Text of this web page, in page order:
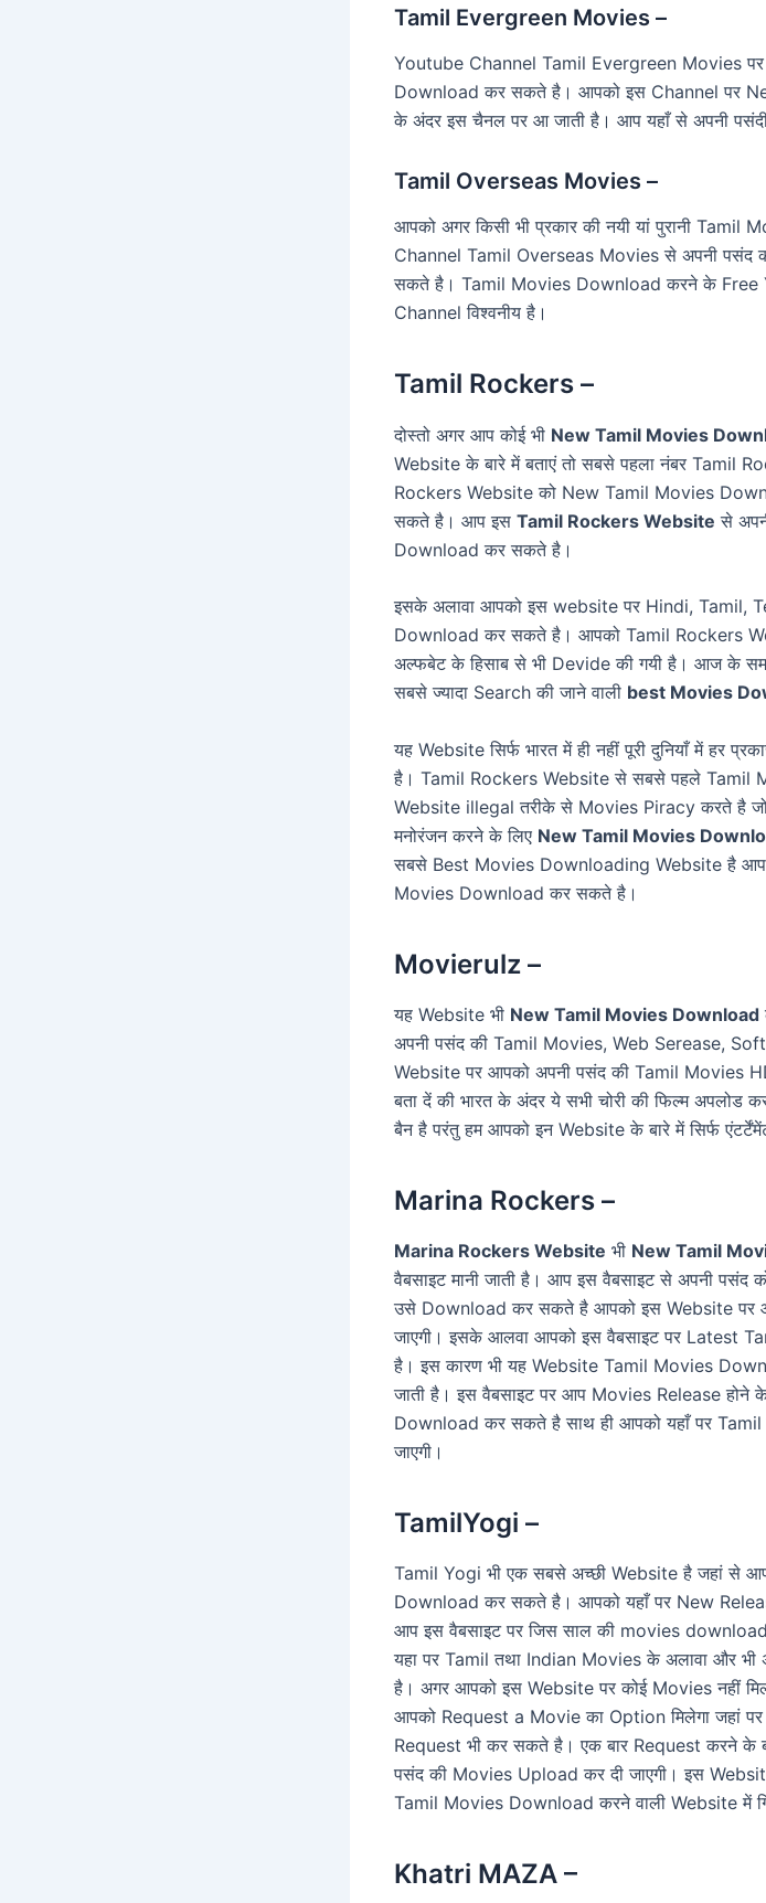
Tamil Evergreen Movies –
Youtube Channel Tamil Evergreen Movies पर
Download कर सकते है। आपको इस Channel पर
के अंदर इस चैनल पर आ जाती है। आप यहाँ से अपनी
Tamil Overseas Movies –
आपको अगर किसी भी प्रकार की नयी यां पुरानी
Channel Tamil Overseas Movies से अपनी पसंद
सकते है। Tamil Movies Download करने के Free
Channel विश्वनीय है।
Tamil Rockers –
दोस्तो अगर आप कोई भी New Tamil Movies
Website के बारे में बताएं तो सबसे पहला नंबर Tamil
Rockers Website को New Tamil Movies
सकते है। आप इस Tamil Rockers Website से
Download कर सकते है।
इसके अलावा आपको इस website पर Hindi, Tamil,
Download कर सकते है। आपको Tamil Rockers
अल्फबेट के हिसाब से भी Devide की गयी है। आज के
सबसे ज्यादा Search की जाने वाली best Movies
यह Website सिर्फ भारत में ही नहीं पूरी दुनियाँ में हर
है। Tamil Rockers Website से सबसे पहले Tamil
Website illegal तरीके से Movies Piracy करते है
मनोरंजन करने के लिए New Tamil Movies
सबसे Best Movies Downloading Website है
Movies Download कर सकते है।
Movierulz –
यह Website भी New Tamil Movies Download
अपनी पसंद की Tamil Movies, Web Serease,
Website पर आपको अपनी पसंद की Tamil Movies
बता दें की भारत के अंदर ये सभी चोरी की फिल्म अपलोड
बैन है परंतु हम आपको इन Website के बारे में सिर्फ
Marina Rockers –
Marina Rockers Website भी New Tamil
वैबसाइट मानी जाती है। आप इस वैबसाइट से अपनी पसंद
उसे Download कर सकते है आपको इस Website पर
जाएगी। इसके आलवा आपको इस वैबसाइट पर Latest
है। इस कारण भी यह Website Tamil Movies
जाती है। इस वैबसाइट पर आप Movies Release होने
Download कर सकते है साथ ही आपको यहाँ पर Tamil
जाएगी।
TamilYogi –
Tamil Yogi भी एक सबसे अच्छी Website है जहां से
Download कर सकते है। आपको यहाँ पर New
आप इस वैबसाइट पर जिस साल की movies
यहा पर Tamil तथा Indian Movies के अलावा और
है। अगर आपको इस Website पर कोई Movies नहीं
आपको Request a Movie का Option मिलेगा जहां
Request भी कर सकते है। एक बार Request करने के
पसंद की Movies Upload कर दी जाएगी। इस
Tamil Movies Download करने वाली Website में
Khatri MAZA –